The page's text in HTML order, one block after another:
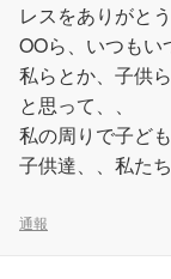
だからそのレス
レスをありがとう
OOら、いつもい
私らとか、子供
と思って、、
私の周りで子ど
子供達、、私た
通報